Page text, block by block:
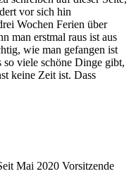
vor sich hin
Wochen Ferien über
man erstmal raus ist aus
wie man gefangen ist
so viele schöne Dinge gibt,
keine Zeit ist. Dass
Mai 2020 Vorsitzende